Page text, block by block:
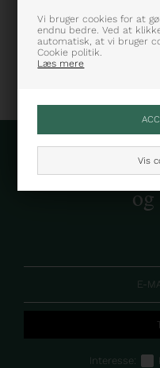
Vi bruger cookies for at
endnu bedre. Ved at
automatisk, at vi bruger
Cookie politik.
Læs mere
Vis
Skriv dig op
Interesse: